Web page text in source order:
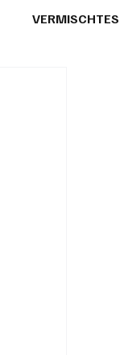
VERMISCHTES